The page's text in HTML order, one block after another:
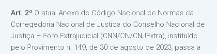
Art. 2º O atual Anexo do Código Nacional de Normas da
Corregedoria Nacional de Justiça do Conselho Nacional de
Justiça – Foro Extrajudicial (CNN/CN/CNJExtra), instituído
pelo Provimento n. 149, de 30 de agosto de 2023, passa a